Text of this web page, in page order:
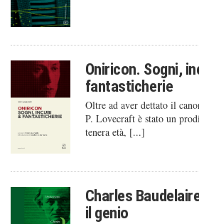
Oniricon. Sogni,
fantasticherie
Oltre ad aver dettato il
P. Lovecraft è stato un
tenera età, [...]
Charles
il genio